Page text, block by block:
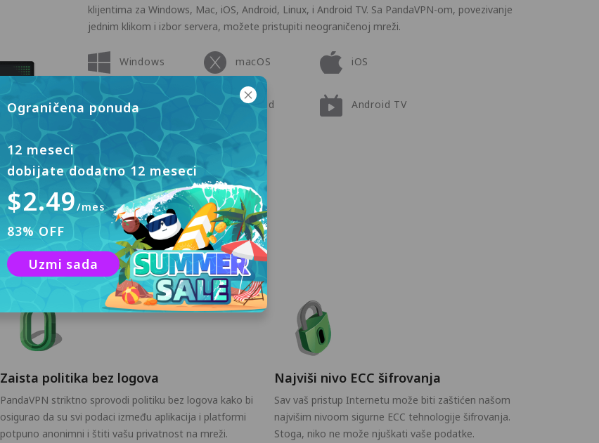
klijentima za Windows, Mac, iOS, Android, Linux, i Android TV. Sa PandaVPN-om, povezivanje
jednim klikom i izbor servera, možete pristupiti neograničenoj mreži.
Windows macOS iOS
Apple TV Android Android TV
Linux
Zaista politika bez logova
PandaVPN striktno sprovodi politiku bez logova kako bi
osigurao da su svi podaci između aplikacija i platformi
potpuno anonimni i štiti vašu privatnost na mreži.
Najviši nivo ECC šifrovanja
Sav vaš pristup Internetu može biti zaštićen našom
najvišim nivoom sigurne ECC tehnologije šifrovanja.
Stoga, niko ne može njuškati vaše podatke.
Ograničena ponuda
12 meseci
dobijate dodatno 12 meseci
$2.49/mes
83% OFF
Uzmi sada